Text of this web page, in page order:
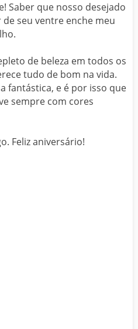
Saber que nosso desejado
seu ventre enche meu
de beleza em todos os
tudo de bom na vida.
fantástica, e é por isso que
sempre com cores
Feliz aniversário!